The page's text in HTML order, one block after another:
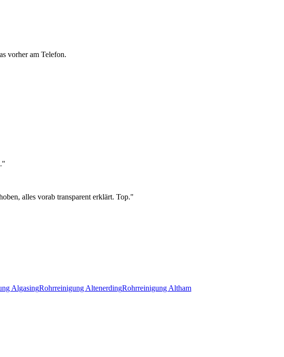
vorher am Telefon.
"
alles vorab transparent erklärt. Top."
AlgasingRohrreinigung AltenerdingRohrreinigung Altham